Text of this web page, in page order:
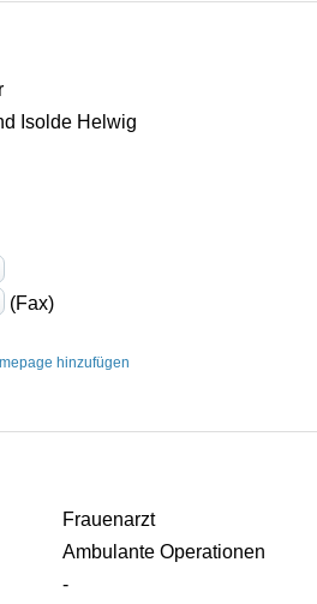
Isolde Helwig
(Fax)
hinzufügen
Frauenarzt
Ambulante Operationen
-